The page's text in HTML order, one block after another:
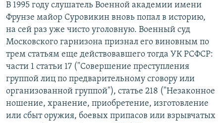
В 1995 году слушатель Военной академии имени
Фрунзе майор Суровикин вновь попал в историю,
на сей раз уже чисто уголовную. Военный суд
Московского гарнизона признал его виновным по
трем статьям еще действовавшего тогда УК РСФСР:
части 1 статьи 17 ("Совершение преступления
группой лиц по предварительному сговору или
организованной группой"), статье 218 ("Незаконное
ношение, хранение, приобретение, изготовление
или сбыт оружия, боевых припасов или взрывчатых